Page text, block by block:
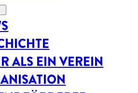
ALS EIN VEREIN